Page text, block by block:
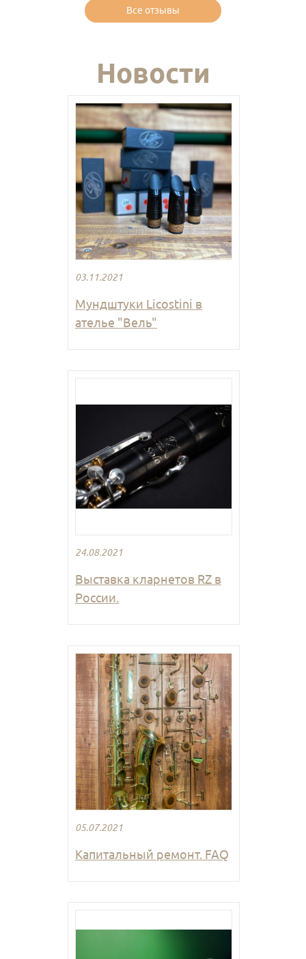
Все отзывы
Новости
03.11.2021
Мундштуки Licostini в
ателье "Вель"
24.08.2021
Выставка кларнетов RZ в
России.
05.07.2021
Капитальный ремонт. FAQ